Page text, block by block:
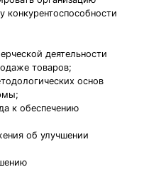
конкурентоспособности
деятельности
товаров;
основ
к обеспечению
об улучшении